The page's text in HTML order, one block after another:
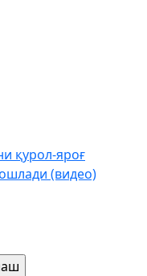
қурол-яроғ
(видео)